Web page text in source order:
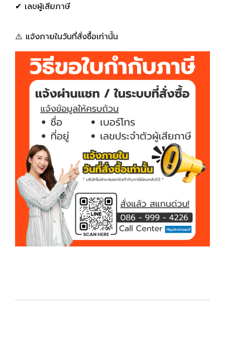
✔ เลขผู้เสียภาษี
⚠️ แจ้งภายในวันที่สั่งซื้อเท่านั้น